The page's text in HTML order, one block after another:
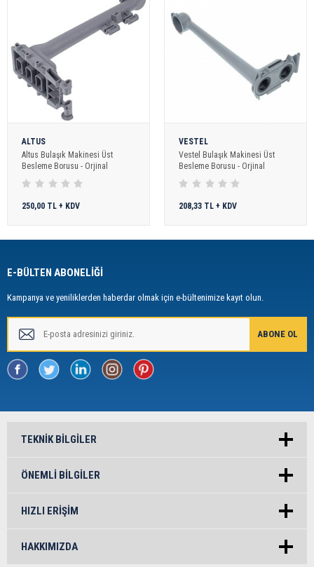
ALTUS
Altus Bulaşık Makinesi Üst
Besleme Borusu - Orjinal
250,00 TL + KDV
VESTEL
Vestel Bulaşık Makinesi Üst
Besleme Borusu - Orjinal
208,33 TL + KDV
E-BÜLTEN ABONELİĞİ
Kampanya ve yeniliklerden haberdar olmak için e-bültenimize kayıt olun.
TEKNIK BILGILER
ÖNEMLI BILGILER
HIZLI ERIŞIM
HAKKIMIZDA